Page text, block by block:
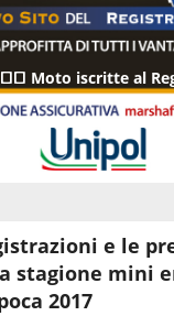
Moto iscritte al
e le
stagione mini
2017